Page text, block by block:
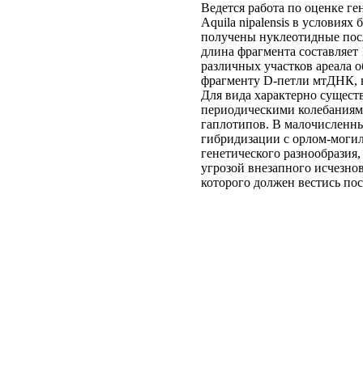
Ведется работа по оценке
Aquila nipalensis в условиях
получены нуклеотидные
длина фрагмента
различных участков
фрагменту D-петли мтДНК,
Для вида характерно
периодическими
гаплотипов. В
гибридизации с орлом-
генетического
угрозой внезапного
которого должен вестись